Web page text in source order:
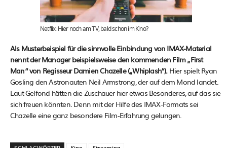
Netflix: Hier noch am TV, bald schon im Kino?
Als Musterbeispiel für die sinnvolle Einbindung von IMAX-Material
nennt der Manager beispielsweise den kommenden Film „First
Man“ von Regisseur Damien Chazelle („Whiplash“).Hier spielt Ryan
Gosling den Astronauten Neil Armstrong, der auf dem Mond landet.
Laut Gelfond hätten die Zuschauer hier etwas Besonderes, auf das sie
sich freuen könnten. Denn mit der Hilfe des IMAX-Formats sei
Chazelle eine ganz besondere Film-Erfahrung gelungen.